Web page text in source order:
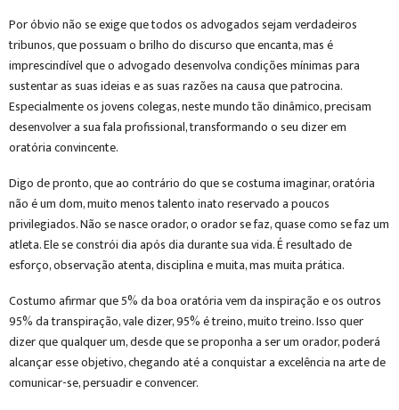
Por óbvio não se exige que todos os advogados sejam verdadeiros
tribunos, que possuam o brilho do discurso que encanta, mas é
imprescindível que o advogado desenvolva condições mínimas para
sustentar as suas ideias e as suas razões na causa que patrocina.
Especialmente os jovens colegas, neste mundo tão dinâmico, precisam
desenvolver a sua fala profissional, transformando o seu dizer em
oratória convincente.
Digo de pronto, que ao contrário do que se costuma imaginar, oratória
não é um dom, muito menos talento inato reservado a poucos
privilegiados. Não se nasce orador, o orador se faz, quase como se faz um
atleta. Ele se constrói dia após dia durante sua vida. É resultado de
esforço, observação atenta, disciplina e muita, mas muita prática.
Costumo afirmar que 5% da boa oratória vem da inspiração e os outros
95% da transpiração, vale dizer, 95% é treino, muito treino. Isso quer
dizer que qualquer um, desde que se proponha a ser um orador, poderá
alcançar esse objetivo, chegando até a conquistar a excelência na arte de
comunicar-se, persuadir e convencer.